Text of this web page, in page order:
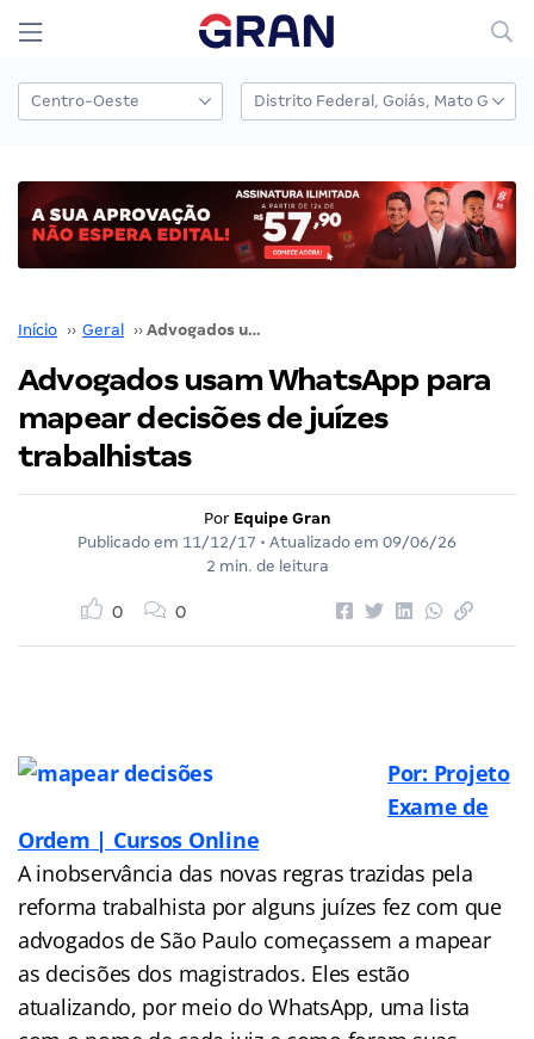
Início ›› Geral ›› Advogados usam WhatsApp para mapear decisões de juízes trabalhistas
Advogados usam WhatsApp para
mapear decisões de juízes
trabalhistas
Por Equipe Gran
Publicado em 11/12/17 • Atualizado em 09/06/26
2 min. de leitura
0 0
Por: Projeto
Exame de
Ordem | Cursos Online
A inobservância das novas regras trazidas pela
reforma trabalhista por alguns juízes fez com que
advogados de São Paulo começassem a mapear
as decisões dos magistrados. Eles estão
atualizando, por meio do WhatsApp, uma lista